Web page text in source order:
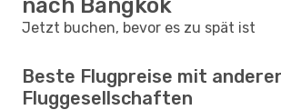
nach Bangkok
Jetzt buchen, bevor es zu spät ist
Beste Flugpreise mit
Fluggesellschaften